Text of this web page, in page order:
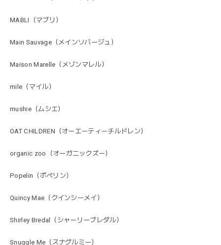
MABLI（マブリ）
Main Sauvage（メインソバージュ）
Maison Marelle（メゾンマレル）
mile（マイル）
mushie（ムシエ）
OAT CHILDREN（オーエーティーチルドレン）
organic zoo（オーガニックズー）
Popelin（ポペリン）
Quincy Mae（クインシーメイ）
Shirley Bredal（シャーリーブレダル）
Snuggle Me（スナグルミー）